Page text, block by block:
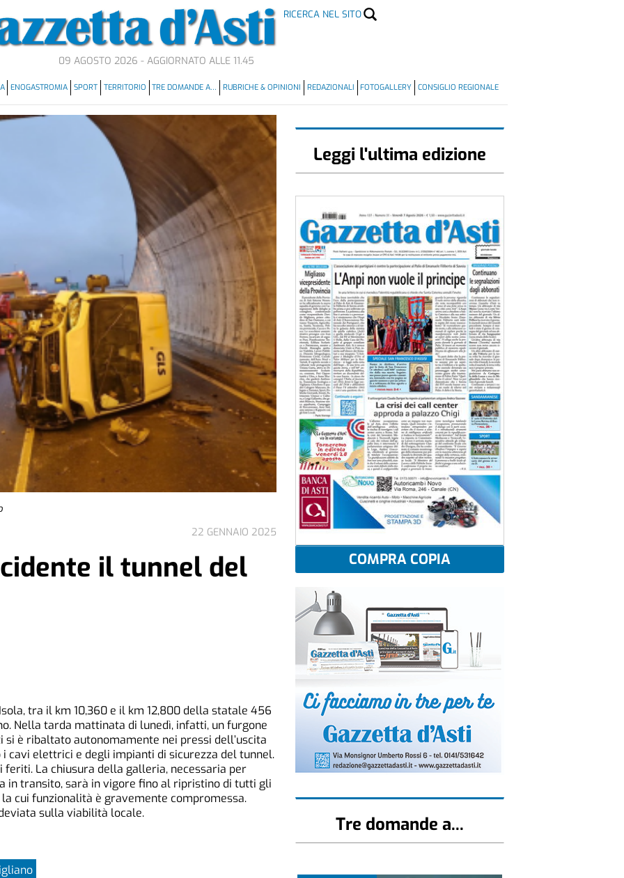
RICERCA NEL SITO
09 AGOSTO 2026 - AGGIORNATO ALLE 11.45
ENOGASTROMIA SPORT TERRITORIO TRE DOMANDE A… RUBRICHE & OPINIONI REDAZIONALI FOTOGALLERY CONSIGLIO REGIONALE
22 GENNAIO 2025
il tunnel del
tra il km 10,360 e il km 12,800 della statale 456
Nella tarda mattinata di lunedì, infatti, un furgone
si è ribaltato autonomamente nei pressi dell’uscita
cavi elettrici e degli impianti di sicurezza del tunnel.
La chiusura della galleria, necessaria per
in transito, sarà in vigore fino al ripristino di tutti gli
cui funzionalità è gravemente compromessa.
sulla viabilità locale.
Leggi l'ultima edizione
COMPRA COPIA
Tre domande a...